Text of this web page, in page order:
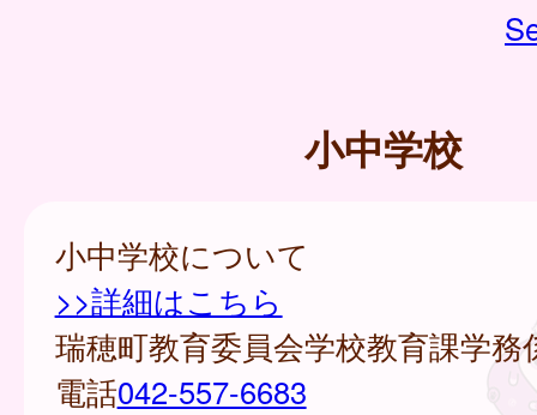
小中学校
小中学校について
>>詳細はこちら
瑞穂町教育委員会学校教育課学務
電話042-557-6683